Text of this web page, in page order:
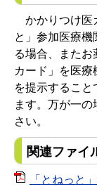
かかりつけ医
と」参加医療
る場合、また
カード」を医
を提示するこ
ます。万が一
さい。
関連ファイ
「とねっと